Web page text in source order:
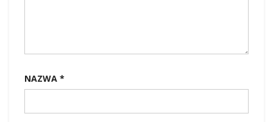
NAZWA *